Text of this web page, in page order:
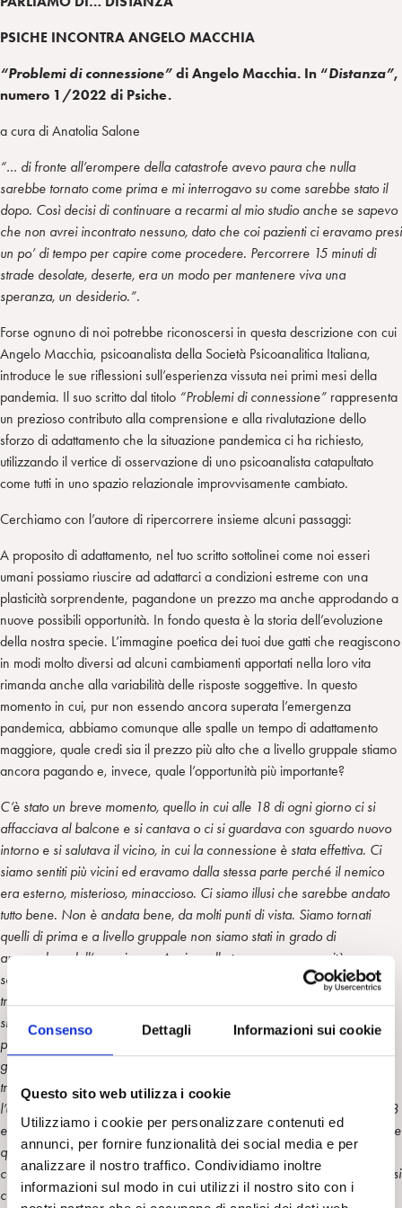
Consenso Dettagli Informazioni sui cookie
Questo sito web utilizza i cookie
Utilizziamo i cookie per personalizzare contenuti ed
annunci, per fornire funzionalità dei social media e per
analizzare il nostro traffico. Condividiamo inoltre
informazioni sul modo in cui utilizzi il nostro sito con i
PSICHE INCONTRA ANGELO MACCHIA
“Problemi di connessione” di Angelo Macchia. In “Distanza”,
numero 1/2022 di Psiche.
a cura di Anatolia Salone
“… di fronte all’erompere della catastrofe avevo paura che nulla
sarebbe tornato come prima e mi interrogavo su come sarebbe stato il
dopo. Così decisi di continuare a recarmi al mio studio anche se sapevo
che non avrei incontrato nessuno, dato che coi pazienti ci eravamo presi
un po’ di tempo per capire come procedere. Percorrere 15 minuti di
strade desolate, deserte, era un modo per mantenere viva una
speranza, un desiderio.”.
Forse ognuno di noi potrebbe riconoscersi in questa descrizione con cui
Angelo Macchia, psicoanalista della Società Psicoanalitica Italiana,
introduce le sue riflessioni sull’esperienza vissuta nei primi mesi della
pandemia. Il suo scritto dal titolo “Problemi di connessione” rappresenta
un prezioso contributo alla comprensione e alla rivalutazione dello
sforzo di adattamento che la situazione pandemica ci ha richiesto,
utilizzando il vertice di osservazione di uno psicoanalista catapultato
come tutti in uno spazio relazionale improvvisamente cambiato.
Cerchiamo con l’autore di ripercorrere insieme alcuni passaggi:
A proposito di adattamento, nel tuo scritto sottolinei come noi esseri
umani possiamo riuscire ad adattarci a condizioni estreme con una
plasticità sorprendente, pagandone un prezzo ma anche approdando a
nuove possibili opportunità. In fondo questa è la storia dell’evoluzione
della nostra specie. L’immagine poetica dei tuoi due gatti che reagiscono
in modi molto diversi ad alcuni cambiamenti apportati nella loro vita
rimanda anche alla variabilità delle risposte soggettive. In questo
momento in cui, pur non essendo ancora superata l’emergenza
pandemica, abbiamo comunque alle spalle un tempo di adattamento
maggiore, quale credi sia il prezzo più alto che a livello gruppale stiamo
ancora pagando e, invece, quale l’opportunità più importante?
C’è stato un breve momento, quello in cui alle 18 di ogni giorno ci si
affacciava al balcone e si cantava o ci si guardava con sguardo nuovo
intorno e si salutava il vicino, in cui la connessione è stata effettiva. Ci
siamo sentiti più vicini ed eravamo dalla stessa parte perché il nemico
era esterno, misterioso, minaccioso. Ci siamo illusi che sarebbe andato
tutto bene. Non è andata bene, da molti punti di vista. Siamo tornati
quelli di prima e a livello gruppale non siamo stati in grado di
apprendere dall’esperienza. Anzi: quella temporanea umanità e
solidarietà hanno presto lasciato il posto a vecchi e nuovi egoismi. La
tragedia anziché unirci ci ha divisi e il dolore è stato negato, oppure
siamo andati alla ricerca dei colpevoli, dei falsari, dei complotti: la
persecuzione che prima era nel virus è tornata a essere proiettata tra
gruppi contrapposti. E’ stato drammatico dividersi anche nelle famiglie
tra chi aveva fiducia nella scienza e chi si opponeva ad essa. Direi che
l’umanità ha perso un’occasione. Ha rimosso quella comunione delle 18
ed è tornata a farsi la guerra, anche in senso letterale purtroppo. Eppure
quella connessione delle 18 ha lasciato una traccia nella possibilità di
cercare una connessione da distanza. Allora si facevano gli aperitivi o si
cenava per tollerare l’isolamento, oggi ci si connette da remoto per